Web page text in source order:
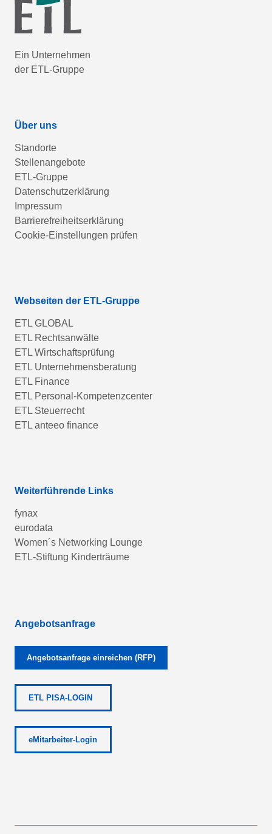
Ein Unternehmen
der ETL-Gruppe
Über uns
Standorte
Stellenangebote
ETL-Gruppe
Datenschutzerklärung
Impressum
Barrierefreiheitserklärung
Cookie-Einstellungen prüfen
Webseiten der ETL-Gruppe
ETL GLOBAL
ETL Rechtsanwälte
ETL Wirtschaftsprüfung
ETL Unternehmensberatung
ETL Finance
ETL Personal-Kompetenzcenter
ETL Steuerrecht
ETL anteeo finance
Weiterführende Links
fynax
eurodata
Women´s Networking Lounge
ETL-Stiftung Kinderträume
Angebotsanfrage
Angebotsanfrage einreichen (RFP)
ETL PISA-LOGIN
eMitarbeiter-Login